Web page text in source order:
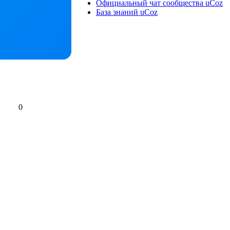
0
Официальный чат сообщества uCoz
База знаний uCoz